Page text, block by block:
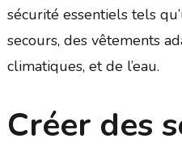
sécurité essentiels tels
secours, des vêtements
climatiques, et de l’eau.
Créer des